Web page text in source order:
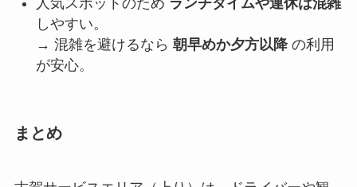
しやすい。
→ 混雑を避けるなら 朝早めか夕方以降の利用
が安心。
まとめ